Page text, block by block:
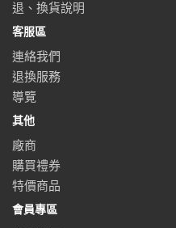
退、換貨說明
客服區
連絡我們
退換服務
導覽
其他
廠商
購買禮券
特價商品
會員專區